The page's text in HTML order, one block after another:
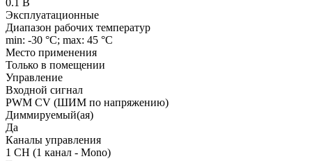
Эксплуатационные
Диапазон рабочих температур
min: -30 °C; max: 45 °C
Место применения
Только в помещении
Управление
Входной сигнал
PWM СV (ШИМ по напряжению)
Диммируемый(ая)
Да
Каналы управления
1 CH (1 канал - Mono)